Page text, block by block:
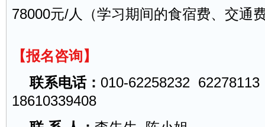
78000元/人（学习期间的食宿费、交通
【报名咨询】
联系电话： 010-62258232
18610339408